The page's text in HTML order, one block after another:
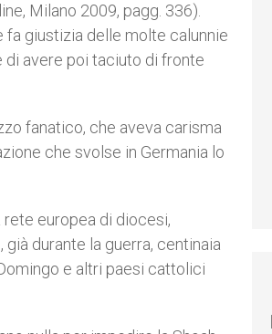
Milano 2009, pagg. 336).
fa giustizia delle molte calunnie
di avere poi taciuto di fronte
fanatico, che aveva carisma
che svolse in Germania lo
europea di diocesi,
durante la guerra, centinaia
e altri paesi cattolici